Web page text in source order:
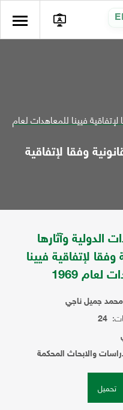
لإتفاقية فيينا للمعاهدات لعام
وفقا لإتفاقية
الدولية وآثارها
وفقا لإتفاقية فيينا
لعام 1969
جميل ناجي
24
والابحاث المحكمة
تحميل